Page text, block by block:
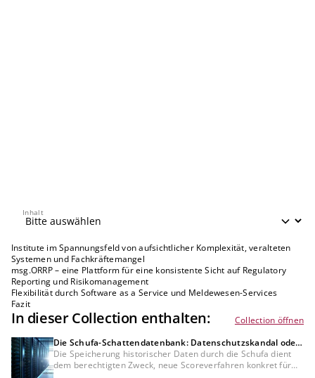
Inhalt
Inhalt
Institute im Spannungsfeld von aufsichtlicher Komplexität, veralteten
Systemen und Fachkräftemangel
msg.ORRP – eine Plattform für eine konsistente Sicht auf Regulatory
Reporting und Risikomanagement
Flexibilität durch Software as a Service und Meldewesen-Services
Fazit
In dieser Collection enthalten:
Collection öffnen
Die Schufa-Schattendatenbank: Datenschutzskandal oder
Bedürfnis der Kreditwirtschaft?
Die Speicherung historischer Daten durch die Schufa dient
dem berechtigten Zweck, neue Scoreverfahren konkret für